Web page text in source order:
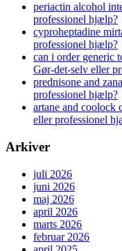
periactin alcohol
professionel hjælp?
cyproheptadine
professionel hjælp?
can i order generic
Gør-det-selv eller
prednisone and
professionel hjælp?
artane and coolock
eller professionel
Arkiver
juli 2026
juni 2026
maj 2026
april 2026
marts 2026
februar 2026